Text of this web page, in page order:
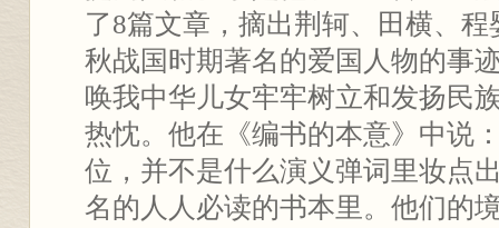
了8篇文章，摘出荆轲、田横、
秋战国时期著名的爱国人物的事
唤我中华儿女牢牢树立和发扬民
热忱。他在《编书的本意》中说
位，并不是什么演义弹词里妆点
名的人人必读的书本里。他们的